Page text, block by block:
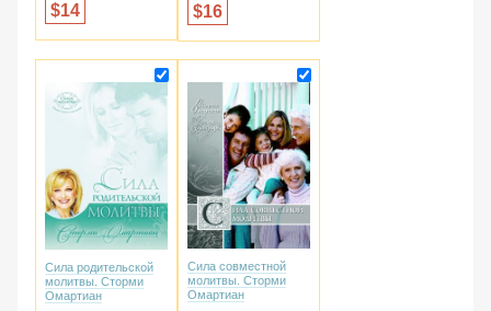
14 16
Сила родительской
молитвы. Сторми
Омартиан
Сила совместной
молитвы. Сторми
Омартиан